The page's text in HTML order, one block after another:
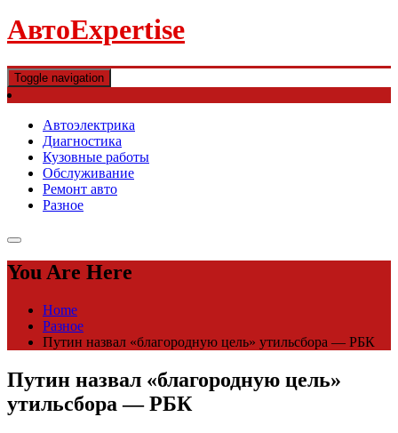
АвтоExpertise
Toggle navigation
Автоэлектрика
Диагностика
Кузовные работы
Обслуживание
Ремонт авто
Разное
You Are Here
Home
Разное
Путин назвал «благородную цель» утильсбора — РБК
Путин назвал «благородную цель»
утильсбора — РБК